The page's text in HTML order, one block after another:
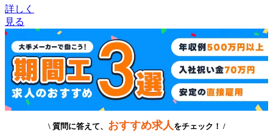
詳しく
見る
\ 質問に答えて、 おすすめ求人 をチェック！ /